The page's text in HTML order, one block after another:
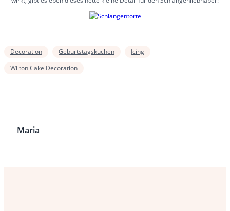
Decoration Geburtstagskuchen
Icing
Wilton Cake Decoration
Maria